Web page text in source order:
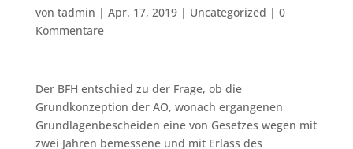
von tadmin | Apr. 17, 2019| Uncategorized | 0
Kommentare
Der BFH entschied zu der Frage, ob die
Grundkonzeption der AO, wonach ergangenen
Grundlagenbescheiden eine von Gesetzes wegen mit
zwei Jahren bemessene und mit Erlass des